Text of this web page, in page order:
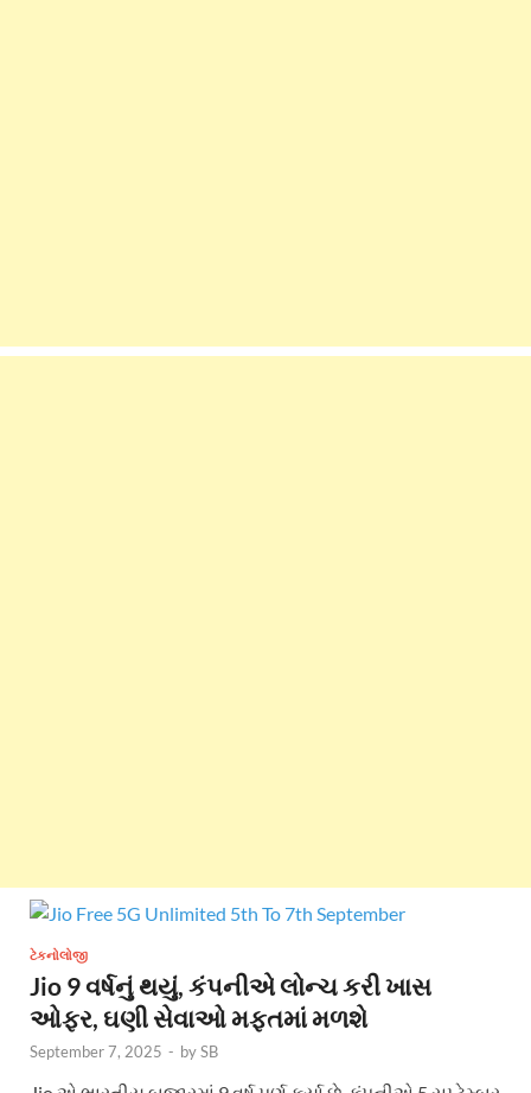
ટેકનોલોજી
Jio 9 વર્ષનું થયું, કંપનીએ લોન્ચ કરી ખાસ
ઓફર, ઘણી સેવાઓ મફતમાં મળશે
September 7, 2025 - bySB